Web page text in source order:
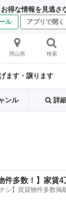
得な情報を見逃さ
ル アプリで開く
岡山県 検索
ます・譲ります
ンル 詳
件多数！】家賃
シ】賃貸物件多数掲